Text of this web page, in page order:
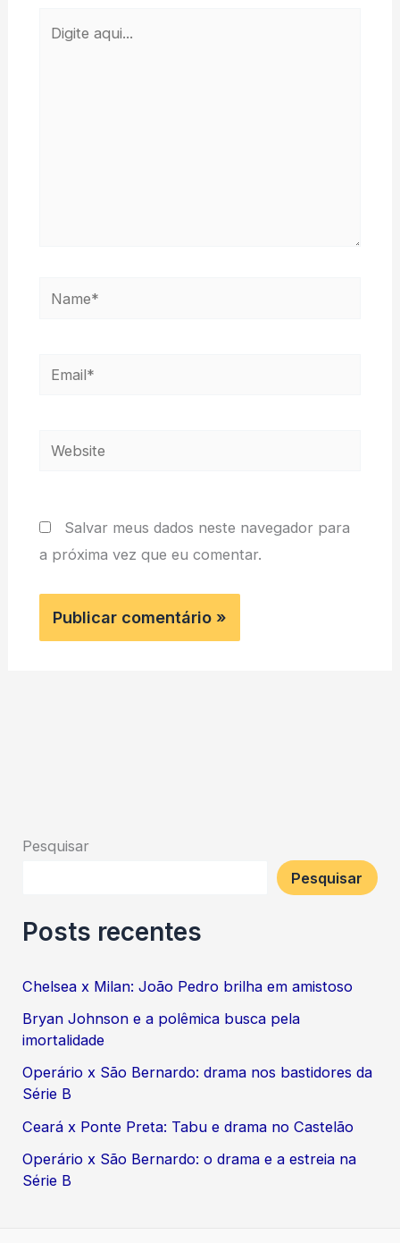
Name*
Email*
Website
Salvar meus dados neste navegador para
a próxima vez que eu comentar.
Pesquisar
Pesquisar
Posts recentes
Chelsea x Milan: João Pedro brilha em amistoso
Bryan Johnson e a polêmica busca pela
imortalidade
Operário x São Bernardo: drama nos bastidores da
Série B
Ceará x Ponte Preta: Tabu e drama no Castelão
Operário x São Bernardo: o drama e a estreia na
Série B